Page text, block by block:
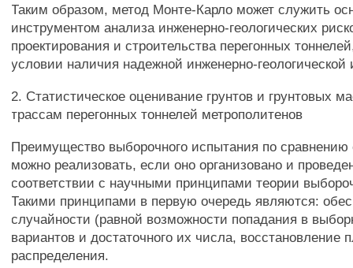
Таким образом, метод Монте-Карло может служить
инструментом анализа инженерно-геологических
проектирования и строительства перегонных
условии наличия надежной инженерно-
2. Статистическое оценивание грунтов и грунтовых
трассам перегонных тоннелей метрополитенов
Преимущество выборочного испытания по
можно реализовать, если оно организовано и
соответствии с научными принципами теории
Такими принципами в первую очередь являются:
случайности (равной возможности попадания в
вариантов и достаточного их числа, восстановление
распределения.